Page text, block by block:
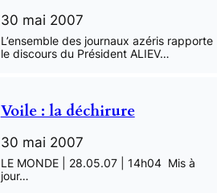
30 mai 2007
L’ensemble des journaux azéris rapporte
le discours du Président ALIEV…
Voile : la déchirure
30 mai 2007
LE MONDE | 28.05.07 | 14h04  Mis à
jour…